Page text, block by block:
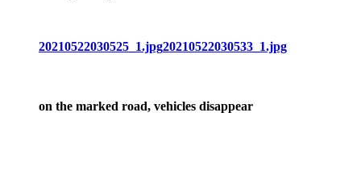
20210522030525_1.jpg20210522030533_1.jpg
on the marked road, vehicles disappear